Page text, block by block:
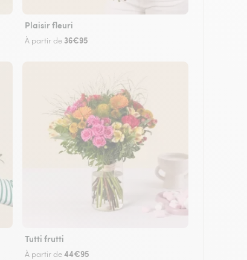
Plaisir fleuri
À partir de 36€95
Tutti frutti
À partir de44€95